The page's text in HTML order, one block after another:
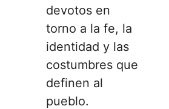
devotos en
torno a la fe, la
identidad y las
costumbres que
definen al
pueblo.